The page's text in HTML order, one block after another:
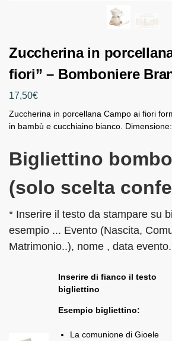
Zuccherina in
fiori” – Bomboniere
17,50€
Zuccherina in porcellana Campo ai fiori
in bambù e cucchiaino bianco.
Bigliettino
(solo scelta
* Inserire il testo da stampare su
esempio ... Evento (Nascita,
Matrimonio..), nome , data evento.
Inserire di fianco il testo
bigliettino
Esempio bigliettino:
La comunione di Gioele